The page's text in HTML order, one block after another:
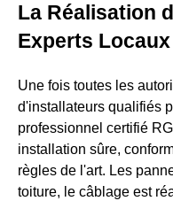
La Réalisation
Experts Locaux
Une fois toutes les
d'installateurs qualifiés
professionnel certifié
installation sûre,
règles de l'art. Les
toiture, le câblage est